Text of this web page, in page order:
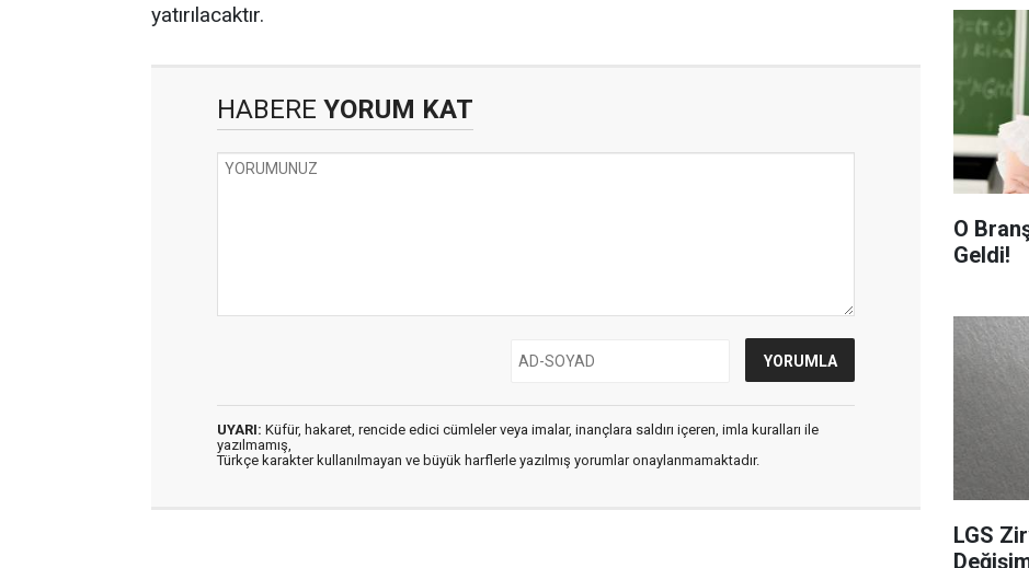
yatırılacaktır.
HABERE YORUM KAT
UYARI: Küfür, hakaret, rencide edici cümleler veya imalar, inançlara saldırı içeren, imla kuralları ile
yazılmamış,
Türkçe karakter kullanılmayan ve büyük harflerle yazılmış yorumlar onaylanmamaktadır.
O
Geldi!
LGS